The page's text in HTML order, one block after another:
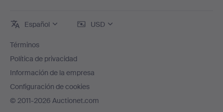
Español USD
Términos
Política de privacidad
Información de la empresa
Configuración de cookies
© 2011-2026 Auctionet.com